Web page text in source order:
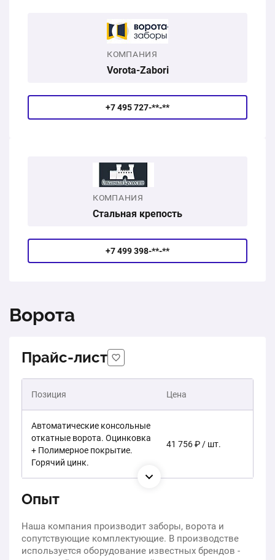
КОМПАНИЯ
Vorota-Zabori
+7 495 727-**-**
КОМПАНИЯ
Стальная крепость
+7 499 398-**-**
Ворота
Прайс-лист
Позиция Цена
Автоматические консольные
откатные ворота. Оцинковка
+ Полимерное покрытие.
Горячий цинк.
41 756 ₽ / шт.
Опыт
Наша компания производит заборы, ворота и
сопутствующие комплектующие. В производстве
используется оборудование известных брендов -